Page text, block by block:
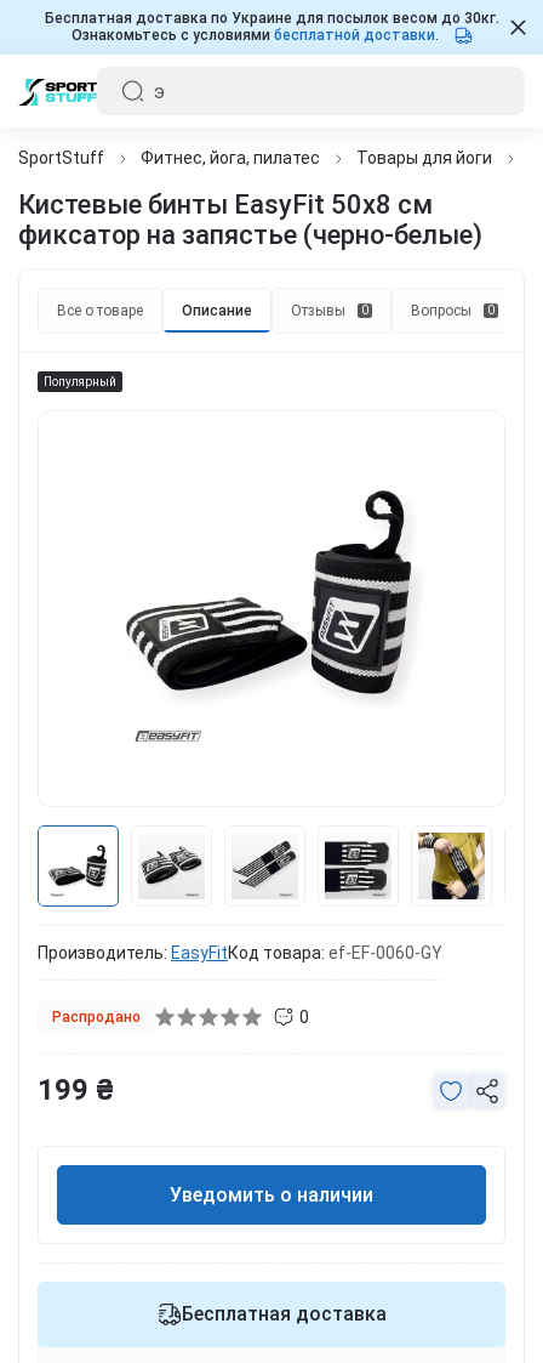
Бесплатная доставка по Украине для посылок весом до 30кг.
Ознакомьтесь с условиями бесплатной доставки.
SportStuff Фитнес, йога, пилатес Товары для йоги
Кистевые бинты EasyFit 50х8 см
фиксатор на запястье (черно-белые)
Все о товаре Описание Отзывы 0 Вопросы 0
Популярный
Производитель: EasyFitКод товара: ef-EF-0060-GY
Распродано 0
199 ₴
Уведомить о наличии
Бесплатная доставка